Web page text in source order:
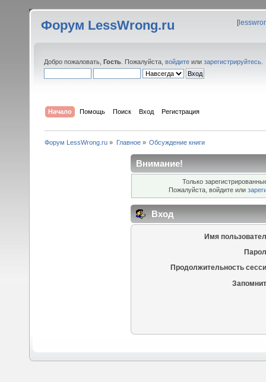
Форум LessWrong.ru [
Добро пожаловать, Гость . Пожалуйста, войдите или зарегистрируйтесь
Начало Помощь Поиск Вход Регистрация
Форум LessWrong.ru » Главное» Обсуждение книги
Внимание!
Только
Пожалуйста, войдите или
Вход
Имя
Продолжительность